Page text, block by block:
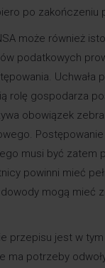
po zakończeniu
może również
podatkowych
Uchwała
rolę gospodarza
obowiązek
musi być zatem
powinni mieć
mogą mieć
przepisu jest w
ma potrzeby